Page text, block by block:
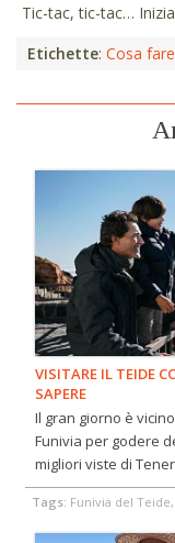
Tic-tac, tic-tac…
Etichette: Cosa
VISITARE IL TEIDE
SAPERE
Il gran giorno è
Funivia per godere
migliori viste di
Tags: Funivia del